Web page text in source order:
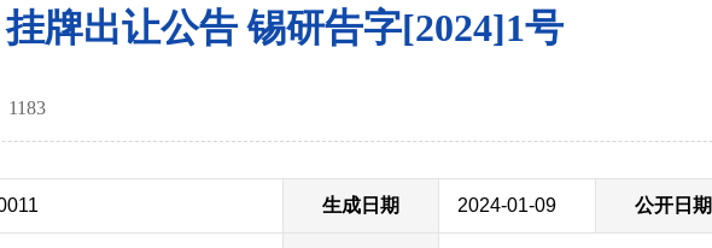
挂牌出让公告 锡研告字[2024]1号
1183
生成日期 2024-01-09 公开日期